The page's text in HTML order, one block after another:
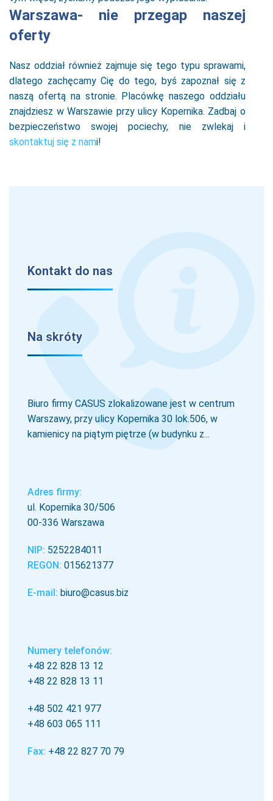
Warszawa- nie przegap naszej
oferty
Nasz oddział również zajmuje się tego typu sprawami,
dlatego zachęcamy Cię do tego, byś zapoznał się z
naszą ofertą na stronie. Placówkę naszego oddziału
znajdziesz w Warszawie przy ulicy Kopernika. Zadbaj o
bezpieczeństwo swojej pociechy, nie zwlekaj i
skontaktuj się z nami!
Kontakt do nas
Na skróty
Biuro firmy CASUS zlokalizowane jest w centrum
Warszawy, przy ulicy Kopernika 30 lok.506, w
kamienicy na piątym piętrze (w budynku z...
Adres firmy:
ul. Kopernika 30/506
00-336 Warszawa
NIP: 5252284011
REGON: 015621377
E-mail: biuro@casus.biz
Numery telefonów:
+48 22 828 13 12
+48 22 828 13 11
+48 502 421 977
+48 603 065 111
Fax: +48 22 827 70 79